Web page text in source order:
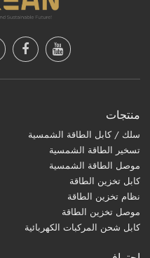
منتجات
سلك / كابل الطاقة الشمسية
تسخير الطاقة الشمسية
موصل الطاقة الشمسية
كابل تخزين الطاقة
نظام تخزين الطاقة
موصل تخزين الطاقة
كابل شحن المركبات الكهربائية